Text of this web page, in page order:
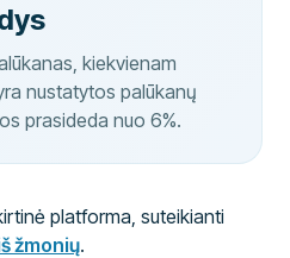
kiekvienam
nustatytos palūkanų
prasideda nuo 6%.
platforma, suteikianti
žmonių.